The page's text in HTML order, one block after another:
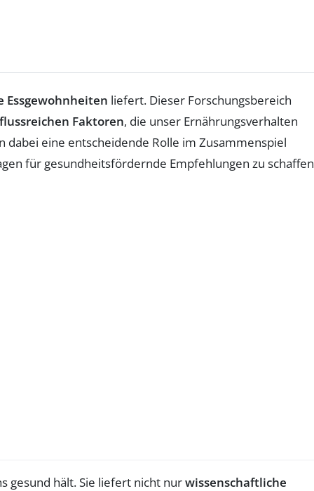
Essgewohnheiten liefert. Dieser Forschungsbereich
Faktoren, die unser Ernährungsverhalten
dabei eine entscheidende Rolle im Zusammenspiel
für gesundheitsfördernde Empfehlungen zu schaffen
gesund hält. Sie liefert nicht nurwissenschaftliche